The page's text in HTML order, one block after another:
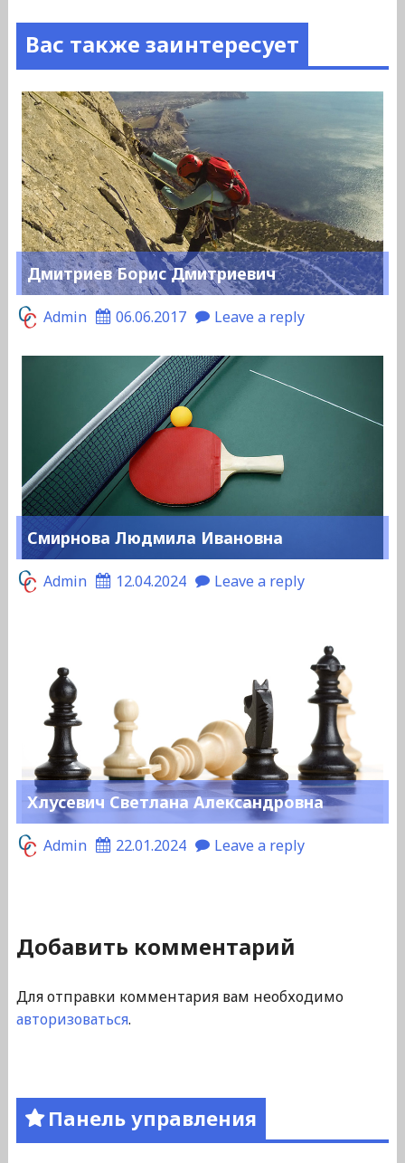
Вас также заинтересует
Дмитриев Борис Дмитриевич
Admin 06.06.2017 Leave a reply
Смирнова Людмила Ивановна
Admin 12.04.2024 Leave a reply
Хлусевич Светлана Александровна
Admin 22.01.2024 Leave a reply
Добавить комментарий
Для отправки комментария вам необходимо
авторизоваться.
Панель управления